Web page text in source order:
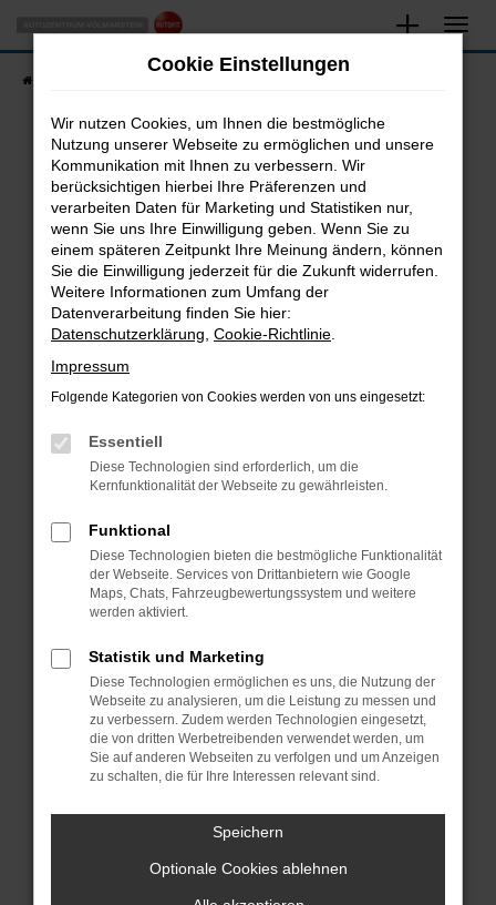
Zum
Hauptinhalt
springen
Fahrzeugsuche
Fehler: Network Error
Beim Laden ist ein Fehler aufgetreten.
Hier sind ein paar Tipps, die dir helfen können:
Überprüfe deine Firewall und deine
Internetverbindung.
Laden andere Webseiten, zum Beispiel deine
Suchmaschine?
Prüfe deine Browsererweiterungen.
können das Laden bestimmter Seiten
verhindern. Funktioniert die Seite in einem
anderen Browser oder in einem privaten
Starte dein Gerät neu.
Das kann manchmal helfen, vorübergehende
Probleme zu beheben.
Betriebssystem auf dem neuesten Stand
sind.
Veraltete Software birgt nicht nur ein
Sicherheitsrisiko, sondern kann auch dazu
führen, dass bestimmte Funktionen nicht mehr
unterstützt werden.
Wende dich an den Webseitenbetreiber.
Wenn du alle oben genannten Schritte versucht
hast, kontaktiere uns bitte. Wir werden
versuchen, das Problem zu beheben. Du kannst
Cookie Einstellungen
Wir nutzen Cookies, um Ihnen die bestmögliche
Nutzung unserer Webseite zu ermöglichen und unsere
Kommunikation mit Ihnen zu verbessern. Wir
berücksichtigen hierbei Ihre Präferenzen und
verarbeiten Daten für Marketing und Statistiken nur,
wenn Sie uns Ihre Einwilligung geben. Wenn Sie zu
einem späteren Zeitpunkt Ihre Meinung ändern, können
Sie die Einwilligung jederzeit für die Zukunft widerrufen.
Weitere Informationen zum Umfang der
Datenverarbeitung finden Sie hier:
Datenschutzerklärung Cookie-Richtlinie
Impressum
Folgende Kategorien von Cookies werden von uns eingesetzt:
Essentiell
Diese Technologien sind erforderlich, um die
Kernfunktionalität der Webseite zu gewährleisten.
Funktional
Diese Technologien bieten die bestmögliche Funktionalität
der Webseite. Services von Drittanbietern wie Google
Maps, Chats, Fahrzeugbewertungssystem und weitere
werden aktiviert.
Statistik und Marketing
Diese Technologien ermöglichen es uns, die Nutzung der
Webseite zu analysieren, um die Leistung zu messen und
zu verbessern. Zudem werden Technologien eingesetzt,
die von dritten Werbetreibenden verwendet werden, um
Sie auf anderen Webseiten zu verfolgen und um Anzeigen
zu schalten, die für Ihre Interessen relevant sind.
Speichern
Optionale Cookies ablehnen